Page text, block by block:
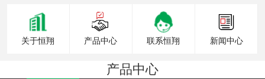
关于恒翔 产品中心 联系恒翔 新闻中心
产品中心